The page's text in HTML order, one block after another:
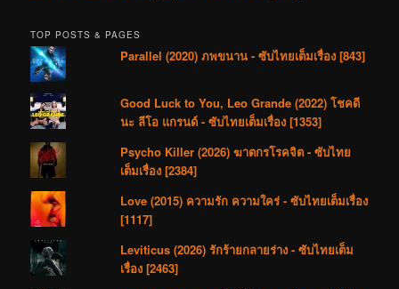
TOP POSTS & PAGES
Parallel (2020) ภพขนาน - ซับไทยเต็มเรื่อง [843]
Good Luck to You, Leo Grande (2022) โชคดี
นะ ลีโอ แกรนด์ - ซับไทยเต็มเรื่อง [1353]
Psycho Killer (2026) ฆาตกรโรคจิต - ซับไทย
เต็มเรื่อง [2384]
Love (2015) ความรัก ความใคร่ - ซับไทยเต็มเรื่อง
[1117]
Leviticus (2026) รักร้ายกลายร่าง - ซับไทยเต็ม
เรื่อง [2463]